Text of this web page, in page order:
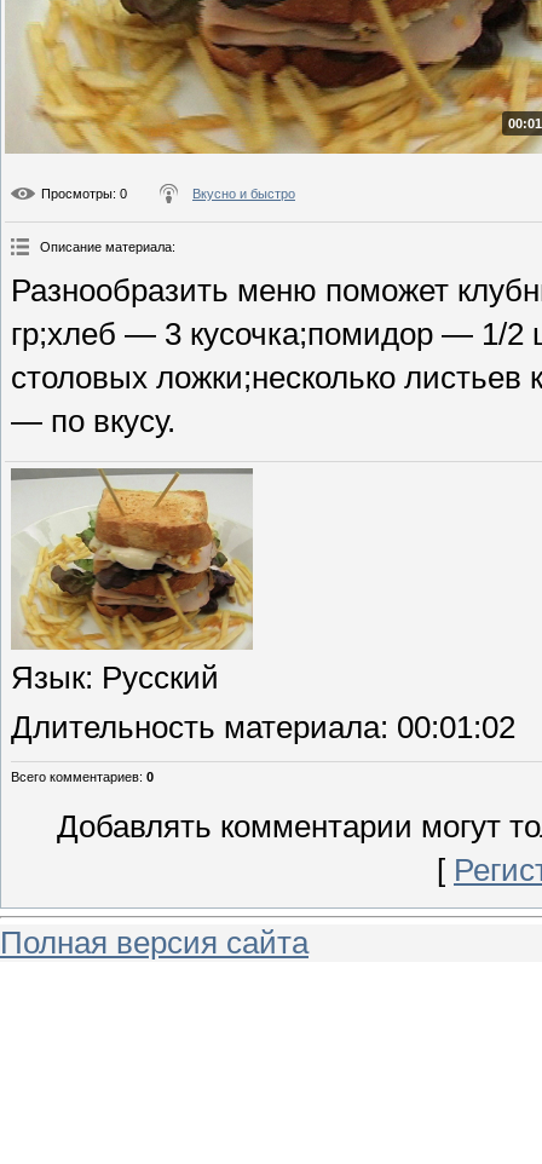
Просмотры: 0 Вкусно и быстро
Описание материала:
Разнообразить меню поможет
гр;хлеб — 3 кусочка;помидор — 1/
столовых ложки;несколько
— по вкусу.
Язык: Русский
Длительность материала: 00:01:02
Всего комментариев: 0
Добавлять комментарии могут
[
Полная версия сайта